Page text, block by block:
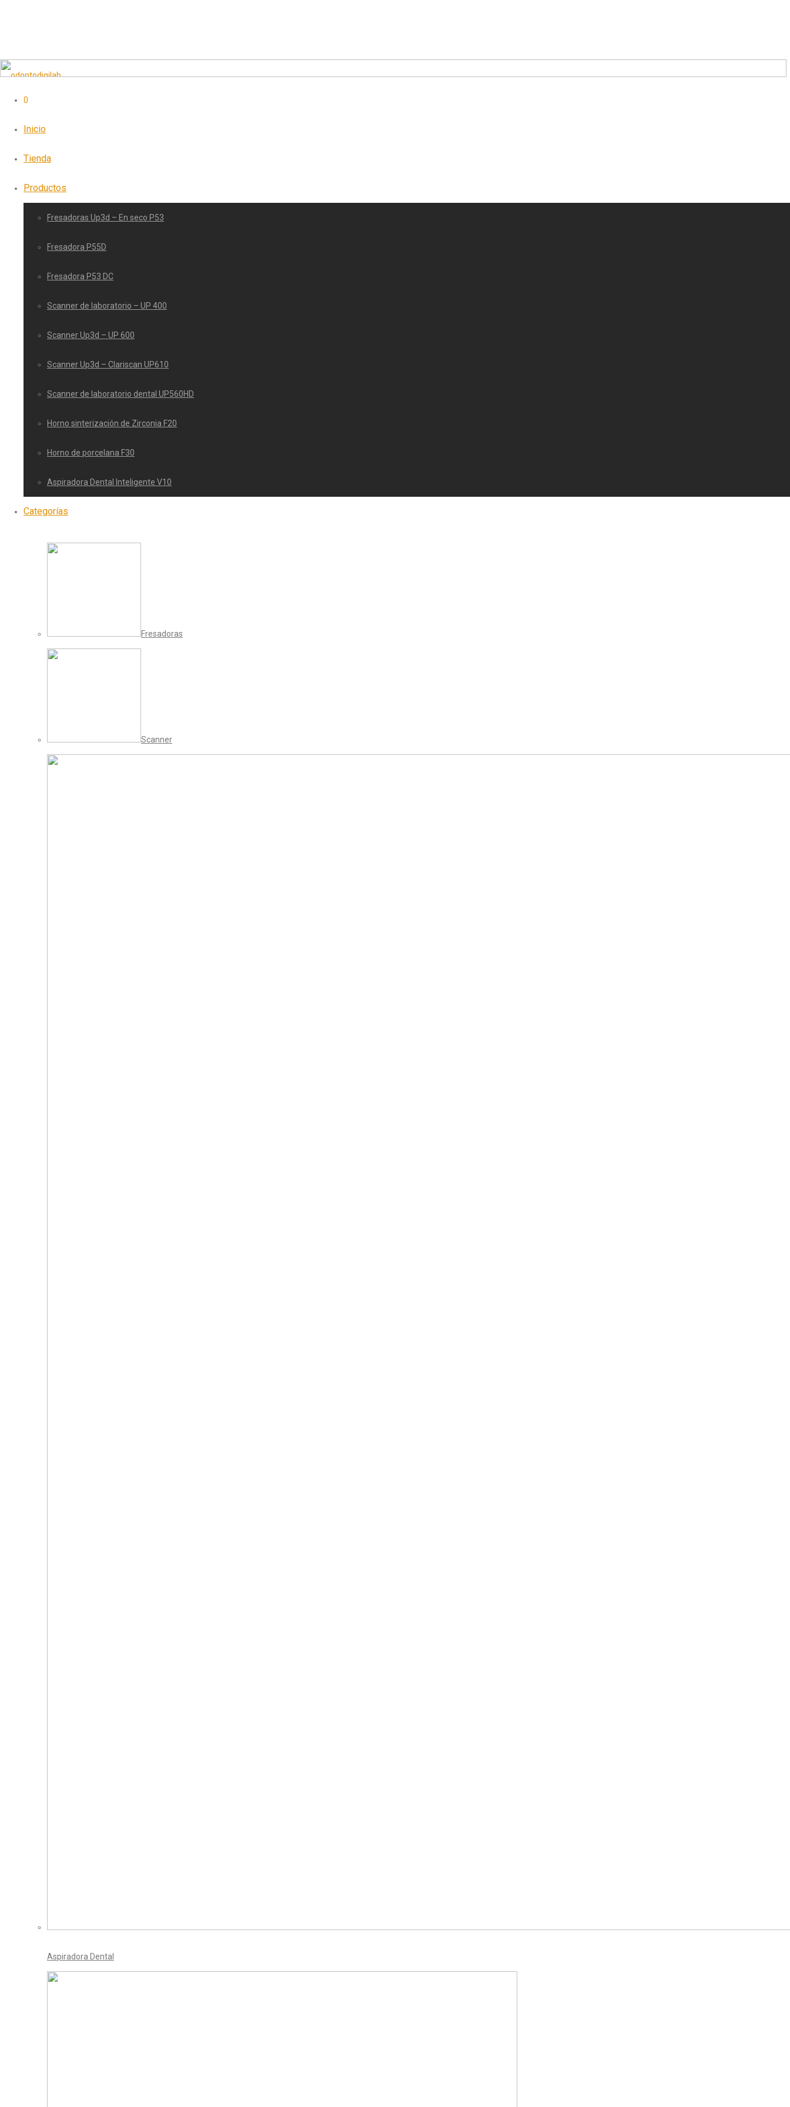
0
Inicio
Tienda
Productos
Fresadoras Up3d – En seco P53
Fresadora P55D
Fresadora P53 DC
Scanner de laboratorio – UP 400
Scanner Up3d – UP 600
Scanner Up3d – Clariscan UP610
Scanner de laboratorio dental UP560HD
Horno sinterización de Zirconia F20
Horno de porcelana F30
Aspiradora Dental Inteligente V10
Categorías
Fresadoras
Scanner
Aspiradora Dental